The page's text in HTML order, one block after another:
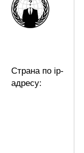
Страна по ip-
адресу: